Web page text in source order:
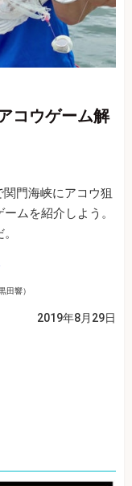
コウゲーム解
関門海峡にアコウ狙
ムを紹介しよう。
田響）
2019年8月29日